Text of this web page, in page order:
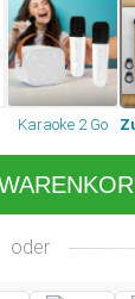
Karaoke 2 Go
oder